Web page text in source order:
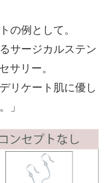
の例として。
サージカルステン
サリー。
リケート肌に優し
」